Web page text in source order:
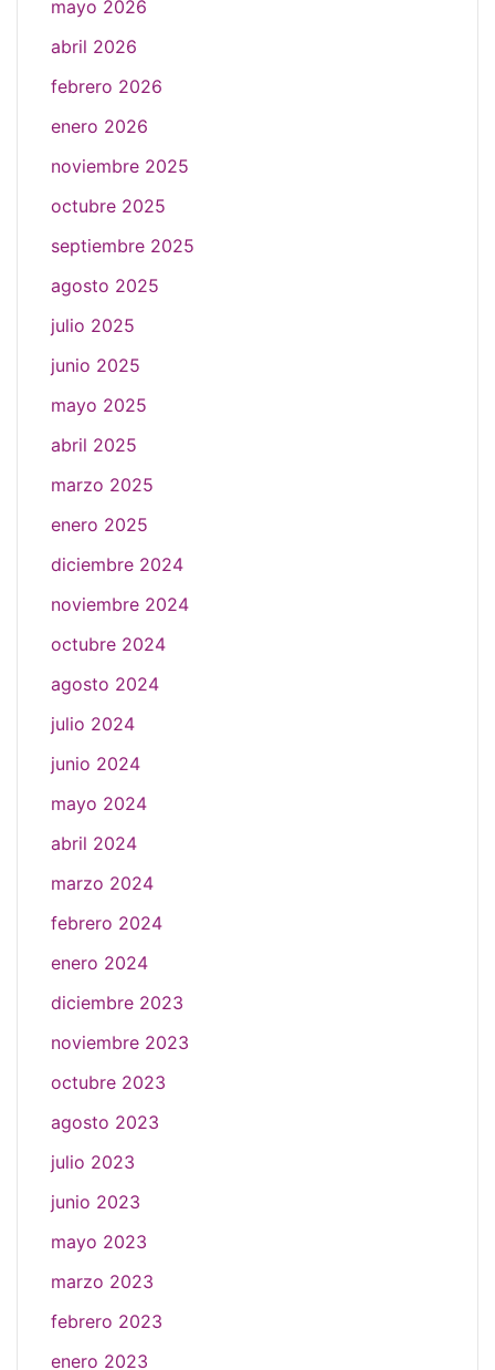
mayo 2026
abril 2026
febrero 2026
enero 2026
noviembre 2025
octubre 2025
septiembre 2025
agosto 2025
julio 2025
junio 2025
mayo 2025
abril 2025
marzo 2025
enero 2025
diciembre 2024
noviembre 2024
octubre 2024
agosto 2024
julio 2024
junio 2024
mayo 2024
abril 2024
marzo 2024
febrero 2024
enero 2024
diciembre 2023
noviembre 2023
octubre 2023
agosto 2023
julio 2023
junio 2023
mayo 2023
marzo 2023
febrero 2023
enero 2023